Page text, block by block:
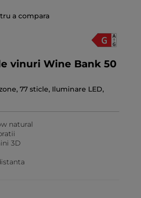
a compara
vinuri Wine Bank 50
77 sticle, Iluminare LED,
natural
3D